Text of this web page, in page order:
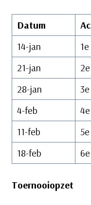
Datum
14-jan
21-jan
28-jan
4-feb
11-feb
18-feb
Toernooiopzet